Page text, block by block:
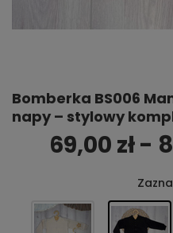
Bomberka BS006
napy – stylowy
69,00 zł -